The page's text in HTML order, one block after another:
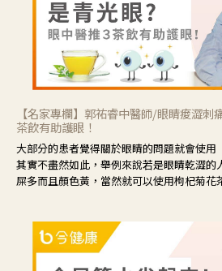
【名家專欄】郭祐睿中醫師/眼睛痠澀刺
茶飲有助護眼！
大部分的患者覺得關於眼睛的問題就會使用
其實不盡然如此，舉例來說若是眼睛乾澀的
屎多而且顏色黃，當然就可以使用枸杞菊花
候就要使用菊花、金銀花來治療；假如單純
眼睛周圍沒有眼屎，這種情況是屬於「陰虛
藕、麥門冬、山藥等比較滋潤的藥材，效果